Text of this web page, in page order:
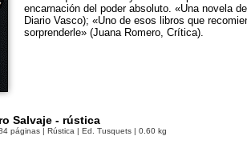
encarnación del poder absoluto. «Una novela
Diario Vasco); «Uno de esos libros que
sorprenderle» (Juana Romero, Crítica).
Salvaje - rústica
páginas | Rústica | Ed. Tusquets | 0.60 kg